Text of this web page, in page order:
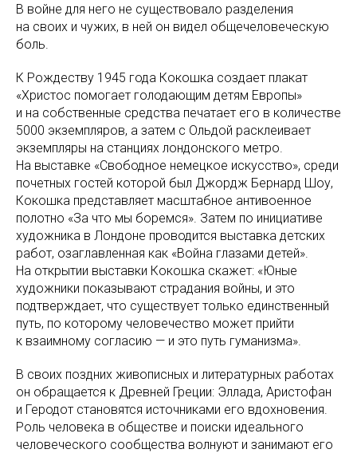
В войне для него не существовало разделения
на своих и чужих, в ней он видел общечеловеческую
боль.
К Рождеству 1945 года Кокошка создает плакат
«Христос помогает голодающим детям Европы»
и на собственные средства печатает его в количестве
5000 экземпляров, а затем с Ольдой расклеивает
экземпляры на станциях лондонского метро.
На выставке «Свободное немецкое искусство», среди
почетных гостей которой был Джордж Бернард Шоу,
Кокошка представляет масштабное антивоенное
полотно «За что мы боремся». Затем по инициативе
художника в Лондоне проводится выставка детских
работ, озаглавленная как «Война глазами детей».
На открытии выставки Кокошка скажет: «Юные
художники показывают страдания войны, и это
подтверждает, что существует только единственный
путь, по которому человечество может прийти
к взаимному согласию — и это путь гуманизма».
В своих поздних живописных и литературных работах
он обращается к Древней Греции: Эллада, Аристофан
и Геродот становятся источниками его вдохновения.
Роль человека в обществе и поиски идеального
человеческого сообщества волнуют и занимают его